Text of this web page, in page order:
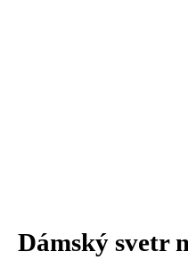
Dámský svetr